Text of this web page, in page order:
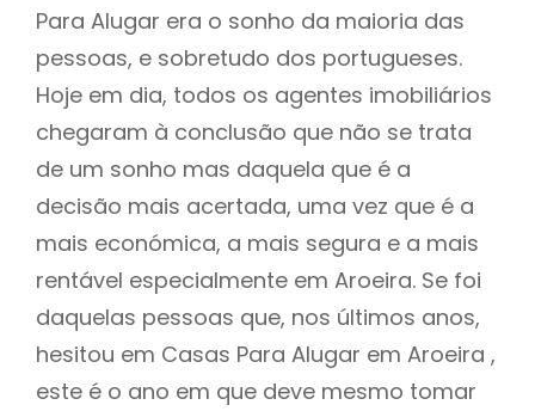
Para Alugar era o sonho da maioria das
pessoas, e sobretudo dos portugueses.
Hoje em dia, todos os agentes imobiliários
chegaram à conclusão que não se trata
de um sonho mas daquela que é a
decisão mais acertada, uma vez que é a
mais económica, a mais segura e a mais
rentável especialmente em Aroeira. Se foi
daquelas pessoas que, nos últimos anos,
hesitou em Casas Para Alugar em Aroeira ,
este é o ano em que deve mesmo tomar